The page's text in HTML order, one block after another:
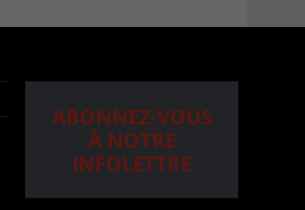
ABONNEZ-VOUS
À NOTRE
INFOLETTRE